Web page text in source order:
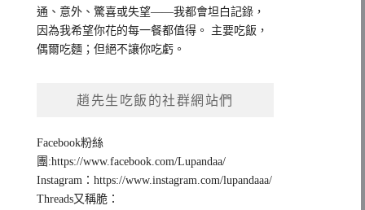
通、意外、驚喜或失望——我都會坦白記錄，
因為我希望你花的每一餐都值得。 主要吃飯，
偶爾吃麵；但絕不讓你吃虧。
趙先生吃飯的社群網站們
Facebook粉絲
團:https://www.facebook.com/Lupandaa/
Instagram：https://www.instagram.com/lupandaaa/
Threads又稱脆：